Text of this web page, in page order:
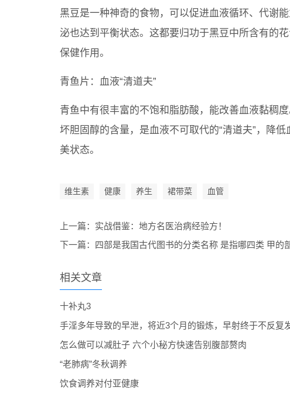
黑豆是一种神奇的食物，可以促进血液循环、代谢
泌也达到平衡状态。这都要归功于黑豆中所含有的
保健作用。
青鱼片：血液“清道夫”
青鱼中有很丰富的不饱和脂肪酸，能改善血液黏稠
坏胆固醇的含量，是血液不可取代的“清道夫”，降
美状态。
维生素 健康 养生 裙带菜 血管
上一篇： 实战借鉴：地方名医治病经验方！
下一篇： 四部是我国古代图书的分类名称 是指哪四类 甲的
相关文章
十补丸3
手淫多年导致的早泄，将近3个月的锻炼，早射终于不反复
怎么做可以减肚子 六个小秘方快速告别腹部赘肉
“老肺病”冬秋调养
饮食调养对付亚健康